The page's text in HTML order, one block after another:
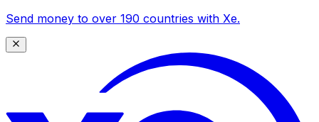
Send money to over 190 countries with Xe.